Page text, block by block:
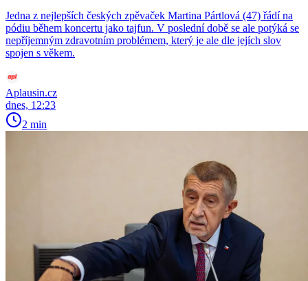
Jedna z nejlepších českých zpěvaček Martina Pártlová (47) řádí na
pódiu během koncertu jako tajfun. V poslední době se ale potýká se
nepříjemným zdravotním problémem, který je ale dle jejích slov
spojen s věkem.
Aplausin.cz
dnes, 12:23
2 min